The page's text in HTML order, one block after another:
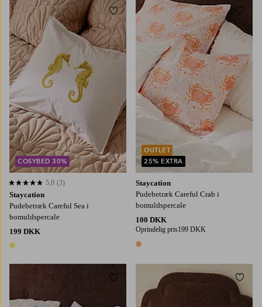
Staycation
Pudebetræk Careful Sea i
bomuldspercale
199 DKK
1 farve
5,0 baseret på 3 bedømmelser
5,0 (3)
COSYBED 30%
Tilføj til favoritter
Staycation
Pudebetræk Careful Crab i
bomuldspercale
100 DKK
Oprindelig pris199 DKK
1 farve
OUTLET
25% EXTRA
Tilføj til favoritter